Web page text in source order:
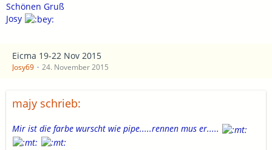
Schönen Gruß
Josy
Eicma 19-22 Nov 2015
Josy69 24. November 2015
majy schrieb:
Mir ist die farbe wurscht wie pipe.....rennen mus er.....